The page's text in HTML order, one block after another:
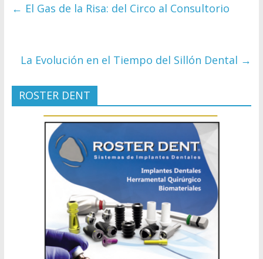
← El Gas de la Risa: del Circo al Consultorio
La Evolución en el Tiempo del Sillón Dental →
ROSTER DENT